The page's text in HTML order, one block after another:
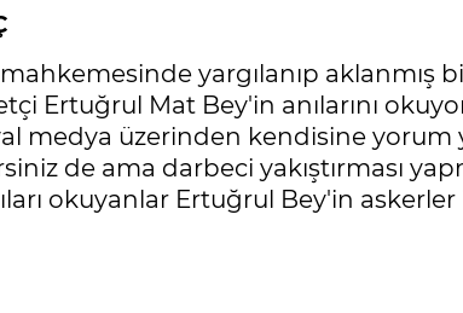
yargılanıp aklanmış
Ertuğrul Mat Bey'in anılarını
medya üzerinden kendisine
de ama darbeci yakıştırması
okuyanlar Ertuğrul Bey'in